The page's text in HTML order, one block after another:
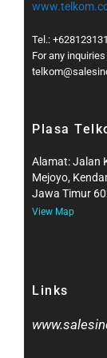
Tel.:
For any
Plasa
Alamat: Jalan
Mejoyo,
Jawa Timur
View Map
Links